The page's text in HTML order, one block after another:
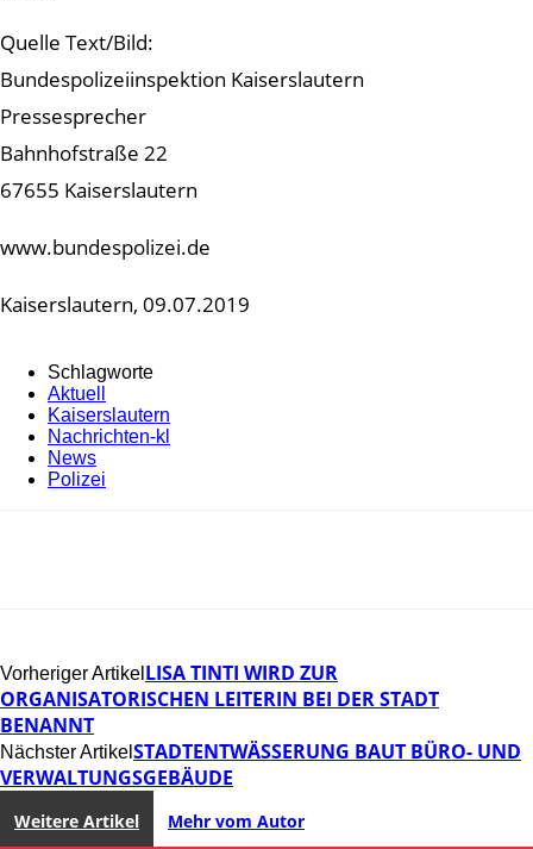
Quelle Text/Bild:
Bundespolizeiinspektion Kaiserslautern
Pressesprecher
Bahnhofstraße 22
67655 Kaiserslautern
www.bundespolizei.de
Kaiserslautern, 09.07.2019
Schlagworte
Aktuell
Kaiserslautern
Nachrichten-kl
News
Polizei
Vorheriger Artikel LISA TINTI WIRD ZUR
ORGANISATORISCHEN LEITERIN BEI DER STADT
BENANNT
Nächster Artikel STADTENTWÄSSERUNG BAUT BÜRO- UND
VERWALTUNGSGEBÄUDE
Weitere Artikel Mehr vom Autor